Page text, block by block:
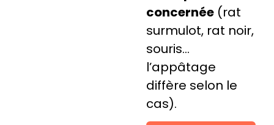
concernée(rat
surmulot, rat noir,
souris…
l’appâtage
diffère selon le
cas).